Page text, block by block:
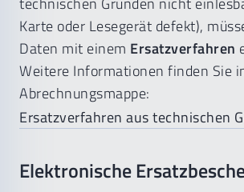
Karte oder Lesegerät defekt),
Daten mit einem Ersatzverfahren
Weitere Informationen finden Sie
Abrechnungsmappe:
Ersatzverfahren aus technischen
Elektronische